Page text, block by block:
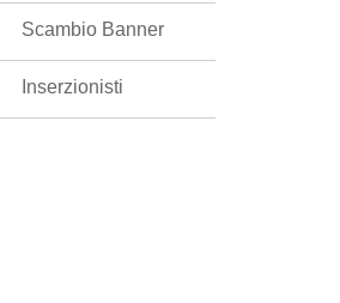
Scambio Banner
Inserzionisti